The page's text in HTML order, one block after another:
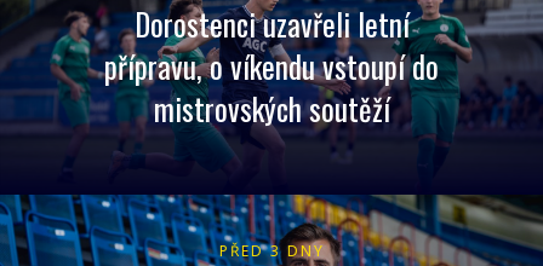
Dorostenci uzavřeli letní
přípravu, o víkendu vstoupí do
mistrovských soutěží
PŘED 3 DNY